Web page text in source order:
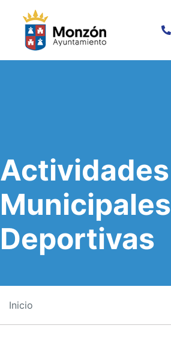
Actividades
Municipales
Deportivas
Inicio